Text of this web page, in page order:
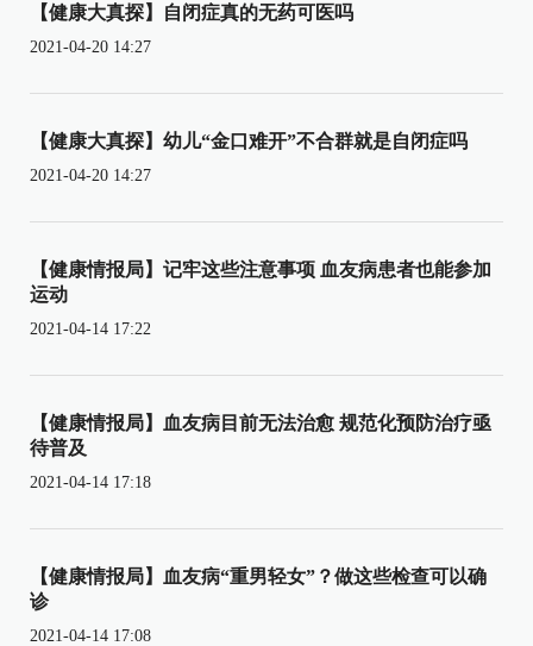
【健康大真探】自闭症真的无药可医吗
2021-04-20 14:27
【健康大真探】幼儿“金口难开”不合群就是自闭症吗
2021-04-20 14:27
【健康情报局】记牢这些注意事项 血友病患者也能参加
运动
2021-04-14 17:22
【健康情报局】血友病目前无法治愈 规范化预防治疗亟
待普及
2021-04-14 17:18
【健康情报局】血友病“重男轻女”？做这些检查可以确
诊
2021-04-14 17:08